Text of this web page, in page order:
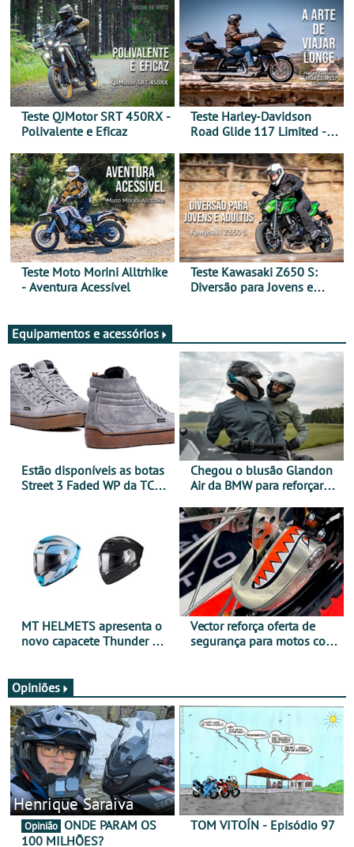
Teste QJMotor SRT 450RX -
Polivalente e Eficaz
Teste Harley-Davidson
Road Glide 117 Limited - A
Teste Moto Morini Alltrhike
- Aventura Acessível
Teste Kawasaki Z650 S:
Diversão para Jovens e
Equipamentos e acessórios
Estão disponíveis as botas
Street 3 Faded WP da TCX
Chegou o blusão Glandon
Air da BMW para reforçar
verão
MT HELMETS apresenta o
novo capacete Thunder 4 R
Vector reforça oferta de
segurança para motos com
Opiniões
Henrique Saraiva
Opinião
100 MILHÕES?
TOM VITOÍN - Episódio 97